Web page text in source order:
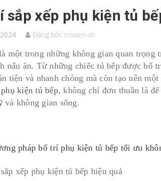
sắp xếp phụ kiện tủ
Đăng bởi: inoxen-vn
một trong những không gian quan
nấu ăn. Từ những chiếc tủ bếp được bố
tiện và nhanh chóng mà còn tạo nên
kiện tủ bếp, không chỉ đơn thuần là
và không gian sống.
pháp bố trí phụ kiện tủ bếp tối ưu